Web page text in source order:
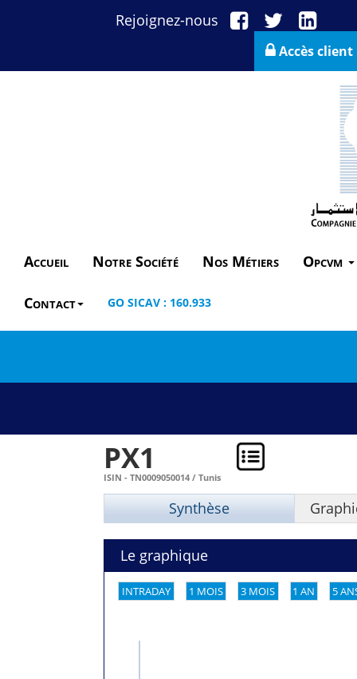
Rejoignez-nous
Accès client
Accueil Notre Société Nos Métiers Opcvm
Contact GO SICAV : 160.933
PX1
ISIN - TN0009050014 / Tunis
Synthèse
Le graphique
INTRADAY 1 MOIS 3 MOIS 1 AN 5